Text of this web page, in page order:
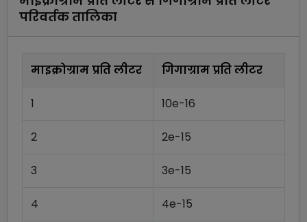
परिवर्तक तालिका
माइक्रोग्राम प्रति लीटर गिगाग्राम प्रति लीटर
1 10e-16
2 2e-15
3 3e-15
4 4e-15